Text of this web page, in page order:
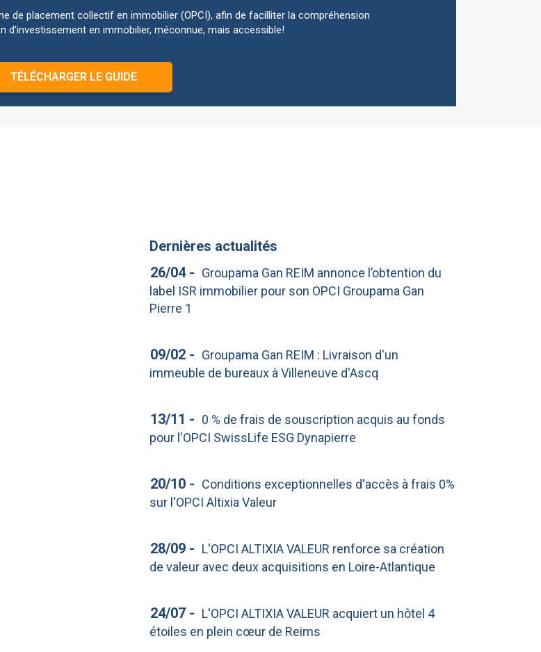
de placement collectif en immobilier (OPCI), afin de facilliter la compréhension
d'investissement en immobilier, méconnue, mais accessible!
TÉLÉCHARGER LE GUIDE
Dernières actualités
26/04- Groupama Gan REIM annonce l’obtention du
label ISR immobilier pour son OPCI Groupama Gan
Pierre 1
09/02 - Groupama Gan REIM : Livraison d'un
immeuble de bureaux à Villeneuve d'Ascq
13/11 - 0 % de frais de souscription acquis au fonds
pour l'OPCI SwissLife ESG Dynapierre
20/10 - Conditions exceptionnelles d'accès à frais 0%
sur l'OPCI Altixia Valeur
28/09 - L'OPCI ALTIXIA VALEUR renforce sa création
de valeur avec deux acquisitions en Loire-Atlantique
24/07 - L'OPCI ALTIXIA VALEUR acquiert un hôtel 4
étoiles en plein cœur de Reims